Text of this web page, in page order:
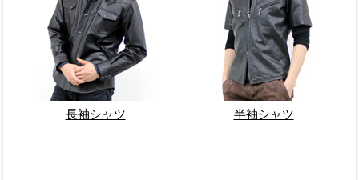
長袖シャツ 半袖シャツ